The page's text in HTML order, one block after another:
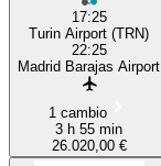
17:25
Turin Airport (TRN)
22:25
Madrid Barajas Airport
1 cambio
3 h 55 min
26.020,00 €